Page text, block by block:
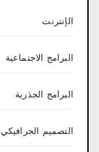
الإنترنت
البرامج الاجتماعية
البرامج الجذرية
التصميم الجرافيكي